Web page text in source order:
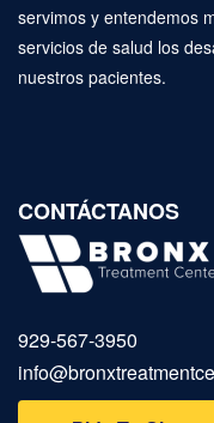
servimos y entendemos
servicios de salud los
nuestros pacientes.
CONTÁCTANOS
929‑567‑3950